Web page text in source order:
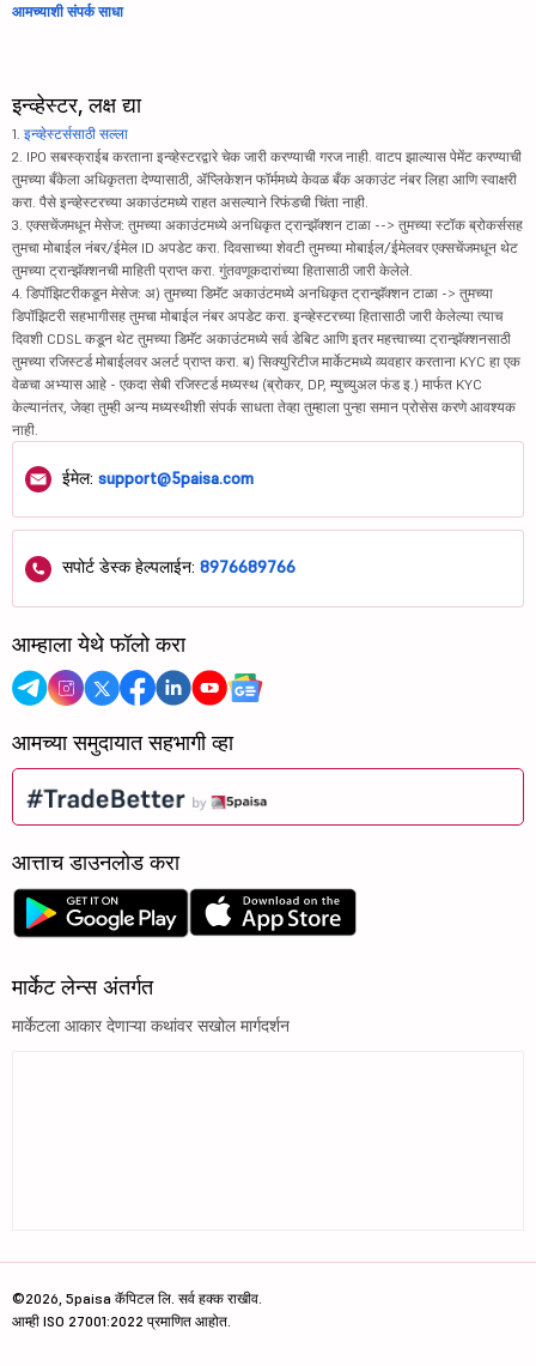
आमच्याशी संपर्क साधा
इन्व्हेस्टर, लक्ष द्या
1. इन्व्हेस्टर्ससाठी सल्ला
2. IPO सबस्क्राईब करताना इन्व्हेस्टरद्वारे चेक जारी करण्याची गरज नाही. वाटप झाल्यास पेमेंट करण्याची
तुमच्या बँकेला अधिकृतता देण्यासाठी, ॲप्लिकेशन फॉर्ममध्ये केवळ बँक अकाउंट नंबर लिहा आणि स्वाक्षरी
करा. पैसे इन्व्हेस्टरच्या अकाउंटमध्ये राहत असल्याने रिफंडची चिंता नाही.
3. एक्सचेंजमधून मेसेज: तुमच्या अकाउंटमध्ये अनधिकृत ट्रान्झॅक्शन टाळा --> तुमच्या स्टॉक ब्रोकर्ससह
तुमचा मोबाईल नंबर/ईमेल ID अपडेट करा. दिवसाच्या शेवटी तुमच्या मोबाईल/ईमेलवर एक्सचेंजमधून थेट
तुमच्या ट्रान्झॅक्शनची माहिती प्राप्त करा. गुंतवणूकदारांच्या हितासाठी जारी केलेले.
4. डिपॉझिटरीकडून मेसेज: अ) तुमच्या डिमॅट अकाउंटमध्ये अनधिकृत ट्रान्झॅक्शन टाळा -> तुमच्या
डिपॉझिटरी सहभागीसह तुमचा मोबाईल नंबर अपडेट करा. इन्व्हेस्टरच्या हितासाठी जारी केलेल्या त्याच
दिवशी CDSL कडून थेट तुमच्या डिमॅट अकाउंटमध्ये सर्व डेबिट आणि इतर महत्त्वाच्या ट्रान्झॅक्शनसाठी
तुमच्या रजिस्टर्ड मोबाईलवर अलर्ट प्राप्त करा. ब) सिक्युरिटीज मार्केटमध्ये व्यवहार करताना KYC हा एक
वेळचा अभ्यास आहे - एकदा सेबी रजिस्टर्ड मध्यस्थ (ब्रोकर, DP, म्युच्युअल फंड इ.) मार्फत KYC
केल्यानंतर, जेव्हा तुम्ही अन्य मध्यस्थीशी संपर्क साधता तेव्हा तुम्हाला पुन्हा समान प्रोसेस करणे आवश्यक
नाही.
ईमेल: support@5paisa.com
सपोर्ट डेस्क हेल्पलाईन: 8976689766
आम्हाला येथे फॉलो करा
आमच्या समुदायात सहभागी व्हा
आत्ताच डाउनलोड करा
मार्केट लेन्स अंतर्गत
मार्केटला आकार देणाऱ्या कथांवर सखोल मार्गदर्शन
©2026, 5paisa कॅपिटल लि. सर्व हक्क राखीव.
आम्ही ISO 27001:2022 प्रमाणित आहोत.